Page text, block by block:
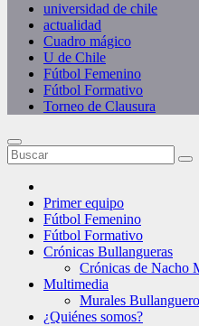
universidad de chile
actualidad
Cuadro mágico
U de Chile
Fútbol Femenino
Fútbol Formativo
Torneo de Clausura
Primer equipo
Fútbol Femenino
Fútbol Formativo
Crónicas Bullangueras
Crónicas de Nacho
Multimedia
Murales
¿Quiénes somos?